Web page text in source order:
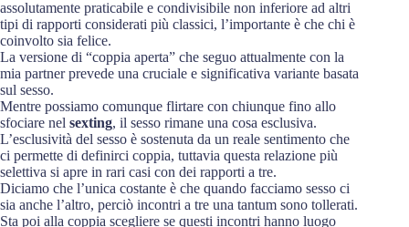
assolutamente praticabile e condivisibile non inferiore ad altri
tipi di rapporti considerati più classici, l’importante è che chi è
coinvolto sia felice.
La versione di “coppia aperta” che seguo attualmente con la
mia partner prevede una cruciale e significativa variante basata
sul sesso.
Mentre possiamo comunque flirtare con chiunque fino allo
sfociare nel sexting, il sesso rimane una cosa esclusiva.
L’esclusività del sesso è sostenuta da un reale sentimento che
ci permette di definirci coppia, tuttavia questa relazione più
selettiva si apre in rari casi con dei rapporti a tre.
Diciamo che l’unica costante è che quando facciamo sesso ci
sia anche l’altro, perciò incontri a tre una tantum sono tollerati.
Sta poi alla coppia scegliere se questi incontri hanno luogo